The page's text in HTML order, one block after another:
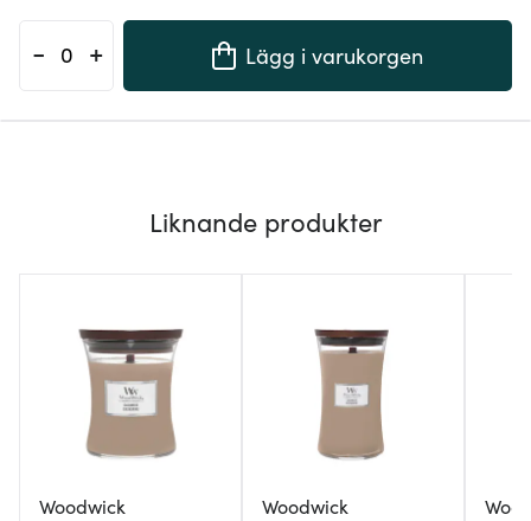
- + Lägg i varukorgen
Liknande produkter
Woodwick Woodwick